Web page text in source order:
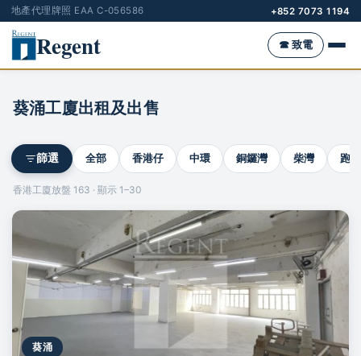
地產代理牌照 EAA C-056586 +852 7073 1194
Regent ☎ 致電
葵涌工廈出租及出售
篩選 全部 香港仔 中環 銅鑼灣 柴灣 跑
香港工廈放盤 163 · 顯示 1–30
葵涌